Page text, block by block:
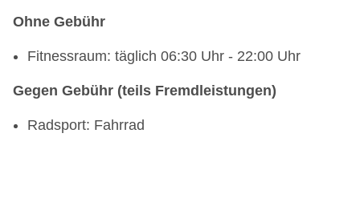
Ohne Gebühr
Fitnessraum: täglich 06:30 Uhr - 22:00 Uhr
Gegen Gebühr (teils Fremdleistungen)
Radsport: Fahrrad